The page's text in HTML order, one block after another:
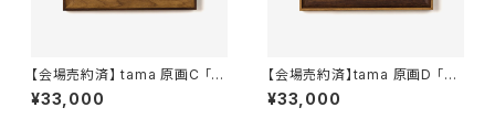
【会場売約済】 tama 原画C 「ま
てー！」額装込み
¥33,000
【会場売約済】tama 原画D 「冬
のオオカミと枝」額装込み
¥33,000